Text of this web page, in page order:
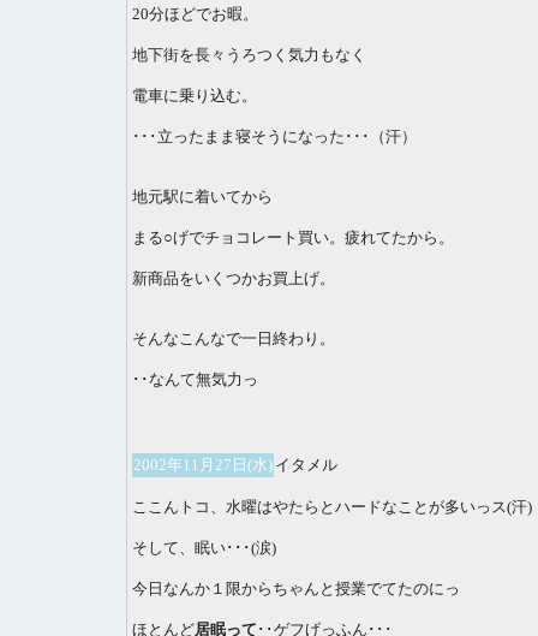
20分ほどでお暇。
地下街を長々うろつく気力もなく
電車に乗り込む。
･･･立ったまま寝そうになった･･･（汗）
地元駅に着いてから
まる○げでチョコレート買い。疲れてたから。
新商品をいくつかお買上げ。
そんなこんなで一日終わり。
･･なんて無気力っ
2002年11月27日(水) イタメル
ここんトコ、水曜はやたらとハードなことが多いっス(汗)
そして、眠い･･･(涙)
今日なんか１限からちゃんと授業でてたのにっ
ほとんど居眠って ･･ゲフげっふん･･･